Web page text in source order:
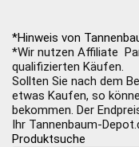
*Hinweis von
*Wir nutzen Affiliate
qualifizierten Käufen.
Sollten Sie nach dem
etwas Kaufen, so
bekommen. Der
Ihr Tannenbaum-
Produktsuche